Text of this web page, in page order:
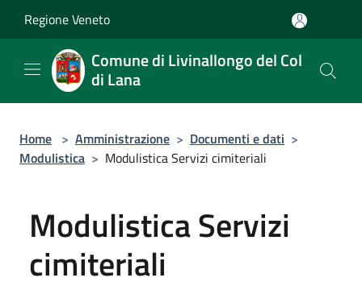
Regione Veneto
Comune di Livinallongo del Col
di Lana
Home > Amministrazione > Documenti e dati >
Modulistica > Modulistica Servizi cimiteriali
Modulistica Servizi
cimiteriali